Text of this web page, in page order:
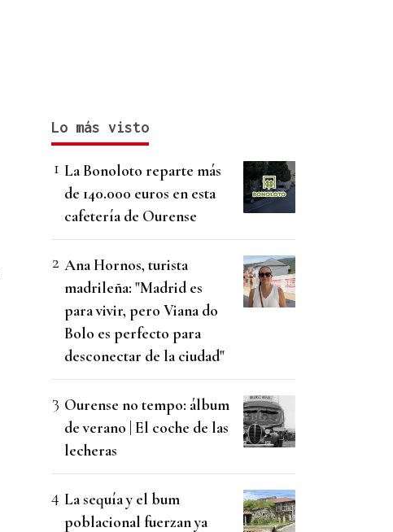
Lo más visto
La Bonoloto reparte más
de 140.000 euros en esta
cafetería de Ourense
Ana Hornos, turista
madrileña: "Madrid es
para vivir, pero Viana do
Bolo es perfecto para
desconectar de la ciudad"
Ourense no tempo: álbum
de verano | El coche de las
lecheras
La sequía y el bum
poblacional fuerzan ya